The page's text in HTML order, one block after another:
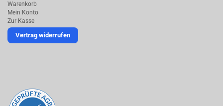
Warenkorb
Mein Konto
Zur Kasse
Vertrag widerrufen